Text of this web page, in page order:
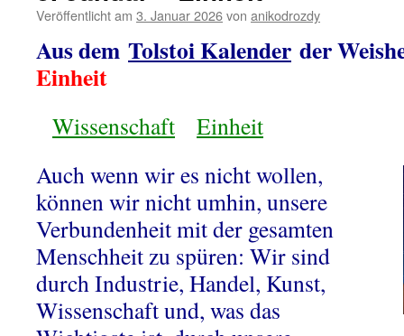
Veröffentlicht am 3. Januar 2026von anikodrozdy
Aus dem Tolstoi Kalender der
Einheit
Wissenschaft
Einheit
Auch wenn wir es nicht wollen,
können wir nicht umhin, unsere
Verbundenheit mit der gesamten
Menschheit zu spüren: Wir sind
durch Industrie, Handel, Kunst,
Wissenschaft und, was das